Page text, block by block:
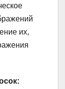
их,